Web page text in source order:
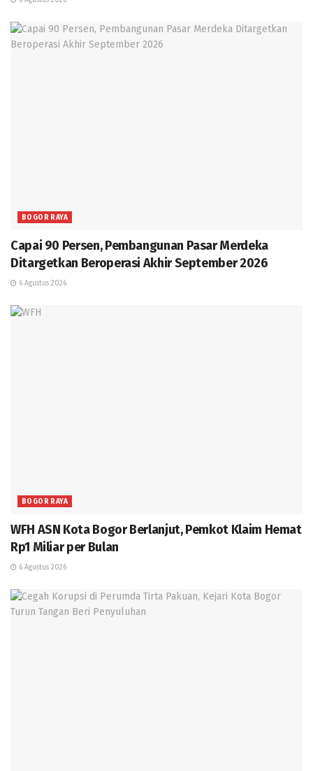
BOGOR RAYA
Capai 90 Persen, Pembangunan Pasar Merdeka
Ditargetkan Beroperasi Akhir September 2026
6 Agustus 2026
BOGOR RAYA
WFH ASN Kota Bogor Berlanjut, Pemkot Klaim Hemat
Rp1 Miliar per Bulan
6 Agustus 2026